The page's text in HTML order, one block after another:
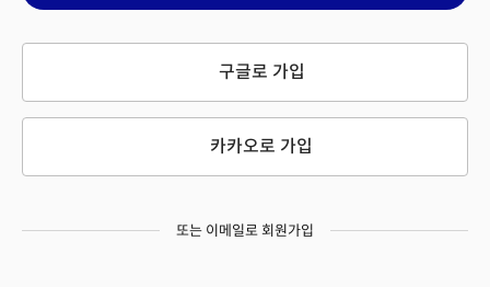
구글로 가입
카카오로 가입
또는 이메일로 회원가입